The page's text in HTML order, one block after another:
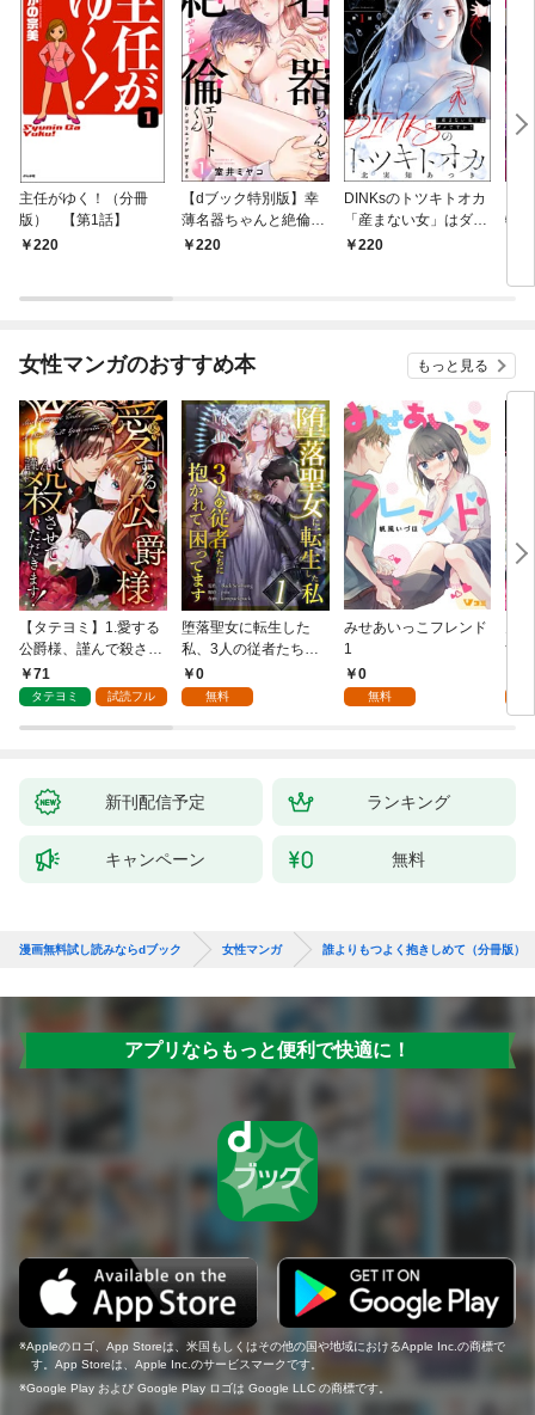
主任がゆく！（分冊
版） 【第1話】
220
【dブック特別版】幸
薄名器ちゃんと絶倫エ
リートくん むさぼりエ
220
DINKsのトツキトオカ
「産まない女」はダメ
ですか？（分冊版）
220
物
話】
女性マンガのおすすめ本 もっと見る
【タテヨミ】1.愛する
公爵様、謹んで殺させ
ていただきます！
71
タテヨミ 試読フル
堕落聖女に転生した
私、3人の従者たちに
抱かれて困ってます 第
1話
0
無料
みせあいっこフレンド
1
0
無料
す
ま
新刊配信予定 ランキング
キャンペーン 無料
漫画無料試し読みならdブック 女性マンガ 誰よりもつよく抱きしめて（分冊版）
アプリならもっと便利で快適に！
Appleのロゴ、App Storeは、米国もしくはその他の国や地域におけるApple Inc.の商標で
す。App Storeは、Apple Inc.のサービスマークです。
Google Play および Google Play ロゴは Google LLC の商標です。